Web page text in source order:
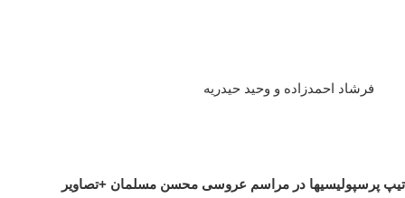
فرشاد احمدزاده و وحید حیدریه
تیپ پرسپولیسیها در مراسم عروسی محسن مسلمان +تصاویر